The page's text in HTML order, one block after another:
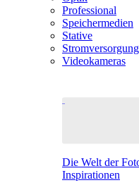
Professional
Speichermedien
Stative
Stromversorgung
Videokameras
Die Welt der
Inspirationen